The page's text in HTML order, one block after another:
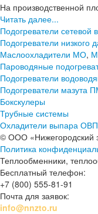
На производственной
Читать далее...
Подогреватели
Подогреватели низкого
Маслоохладители МО,
Пароводяные
Подогреватели
Подогреватели мазута
Бокскулеры
Трубные системы
Охладители выпара ОВП
© ООО «Нижегородский
Политика
Теплообменники,
Бесплатный телефон:
+7 (800) 555-81-91
Почта для заявок:
info@nnzto.ru